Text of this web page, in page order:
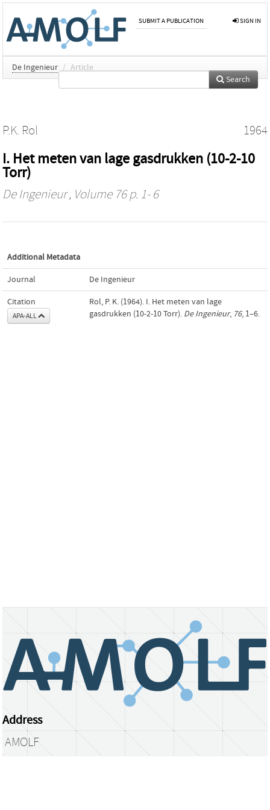
SUBMIT A PUBLICATION SIGN IN
De Ingenieur / Article
Search
P.K. Rol 1964
I. Het meten van lage gasdrukken (10-2-10
Torr)
De Ingenieur, Volume 76 p. 1- 6
Additional Metadata
Journal De Ingenieur
Citation
APA-ALL
Rol, P. K. (1964). I. Het meten van lage
gasdrukken (10-2-10 Torr). De Ingenieur, 76, 1–6.
Address
AMOLF